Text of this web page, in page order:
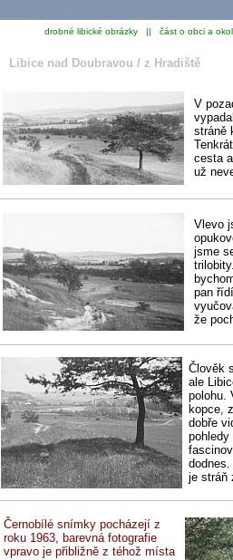
drobné libické obrázky || část o obci a
Libice nad Doubravou / z Hradiště
V
stráně
cesta
už
Vlevo
jsme
pan
že
Člověk
ale
polohu.
kopce,
dobře
je stráň
Černobílé snímky pocházejí z
roku 1963, barevná fotografie
vpravo je přibližně z téhož místa